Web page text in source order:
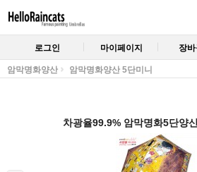
로그인 마이페이지 장
암막명화양산 암막명화양산 5단미니
차광율99.9% 암막명화5단양